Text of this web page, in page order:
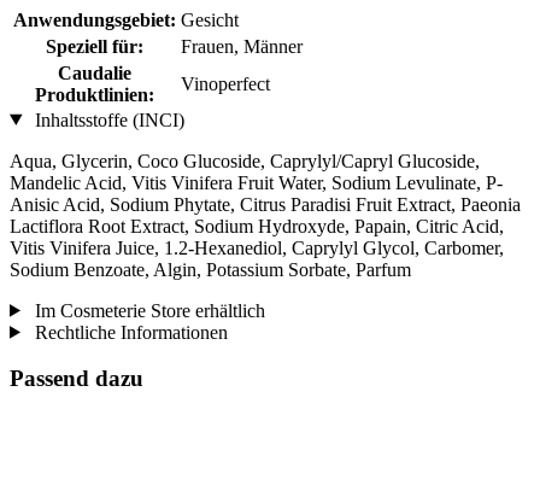
Anwendungsgebiet: Gesicht
Speziell für:
Frauen, Männer
Caudalie
Produktlinien:
Vinoperfect
Inhaltsstoffe (INCI)
Aqua, Glycerin, Coco Glucoside, Caprylyl/Capryl Glucoside,
Mandelic Acid, Vitis Vinifera Fruit Water, Sodium Levulinate, P-
Anisic Acid, Sodium Phytate, Citrus Paradisi Fruit Extract, Paeonia
Lactiflora Root Extract, Sodium Hydroxyde, Papain, Citric Acid,
Vitis Vinifera Juice, 1.2-Hexanediol, Caprylyl Glycol, Carbomer,
Sodium Benzoate, Algin, Potassium Sorbate, Parfum
Im Cosmeterie Store erhältlich
Rechtliche Informationen
Passend dazu